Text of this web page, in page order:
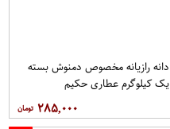
دانه رازیانه مخصوص دمنوش بسته
یک کیلوگرم عطاری حکیم
۲۸۵,۰۰۰